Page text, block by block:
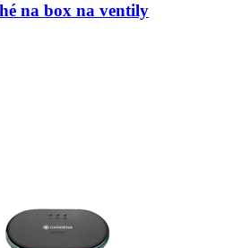
na box na ventily